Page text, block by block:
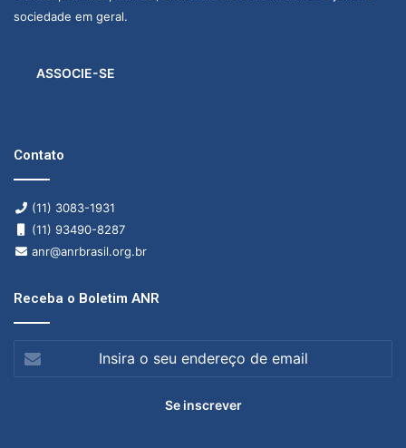
sociedade em geral.
ASSOCIE-SE
Contato
(11) 3083-1931
(11) 93490-8287
anr@anrbrasil.org.br
Receba o Boletim ANR